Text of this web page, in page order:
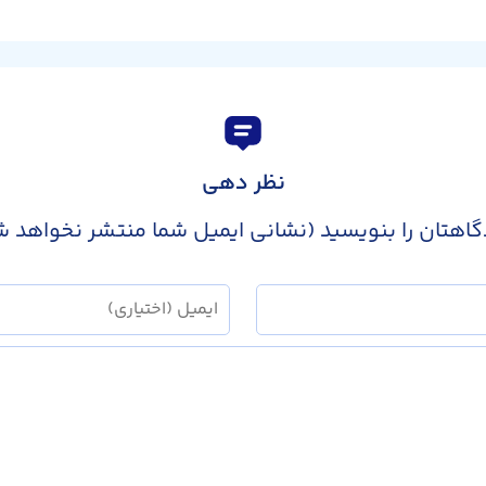
نظر دهی
را بنویسید (نشانی ایمیل شما منتشر